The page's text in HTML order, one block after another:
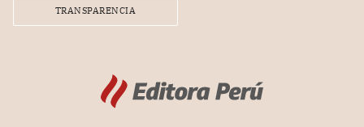
TRANSPARENCIA